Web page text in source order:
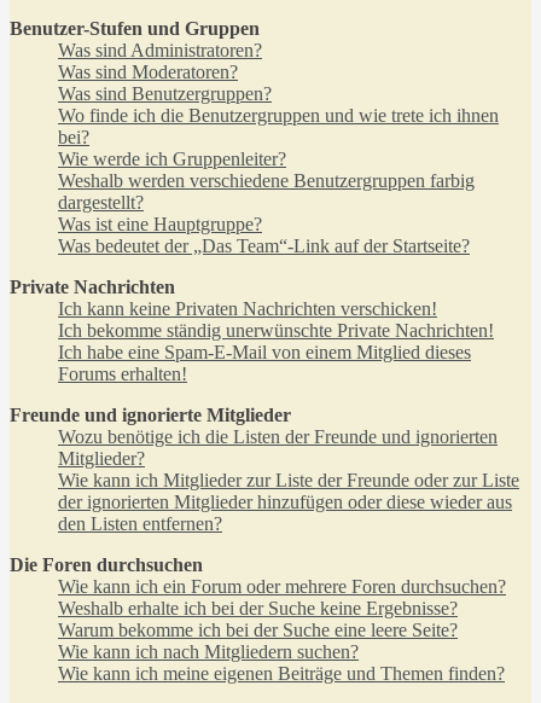
Benutzer-Stufen und Gruppen
Was sind Administratoren?
Was sind Moderatoren?
Was sind Benutzergruppen?
Wo finde ich die Benutzergruppen und wie trete ich ihnen
bei?
Wie werde ich Gruppenleiter?
Weshalb werden verschiedene Benutzergruppen farbig
dargestellt?
Was ist eine Hauptgruppe?
Was bedeutet der „Das Team“-Link auf der Startseite?
Private Nachrichten
Ich kann keine Privaten Nachrichten verschicken!
Ich bekomme ständig unerwünschte Private Nachrichten!
Ich habe eine Spam-E-Mail von einem Mitglied dieses
Forums erhalten!
Freunde und ignorierte Mitglieder
Wozu benötige ich die Listen der Freunde und ignorierten
Mitglieder?
Wie kann ich Mitglieder zur Liste der Freunde oder zur Liste
der ignorierten Mitglieder hinzufügen oder diese wieder aus
den Listen entfernen?
Die Foren durchsuchen
Wie kann ich ein Forum oder mehrere Foren durchsuchen?
Weshalb erhalte ich bei der Suche keine Ergebnisse?
Warum bekomme ich bei der Suche eine leere Seite?
Wie kann ich nach Mitgliedern suchen?
Wie kann ich meine eigenen Beiträge und Themen finden?